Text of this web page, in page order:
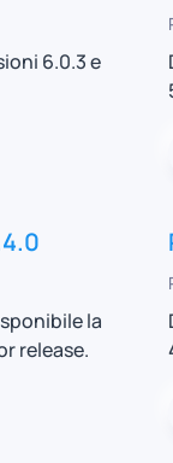
6.0.3 e
la
release.